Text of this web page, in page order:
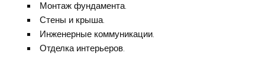
Монтаж фундамента.
Стены и крыша.
Инженерные коммуникации.
Отделка интерьеров.